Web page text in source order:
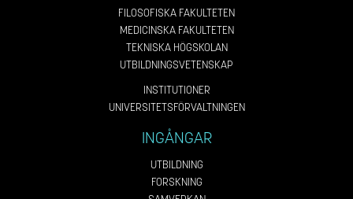
FILOSOFISKA FAKULTETEN
MEDICINSKA FAKULTETEN
TEKNISKA HÖGSKOLAN
UTBILDNINGSVETENSKAP
INSTITUTIONER
UNIVERSITETSFÖRVALTNINGEN
INGÅNGAR
UTBILDNING
FORSKNING